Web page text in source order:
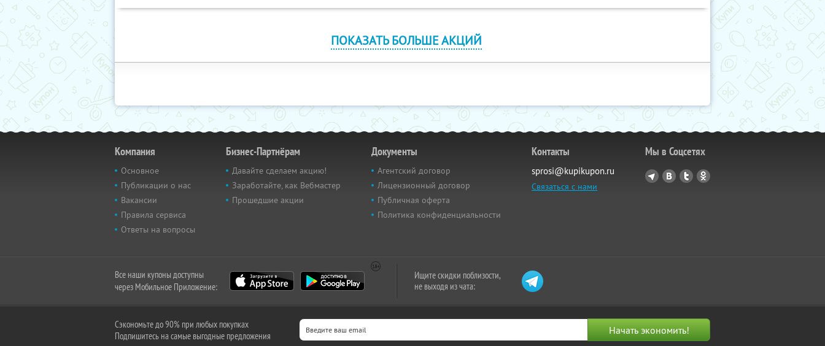
ПОКАЗАТЬ БОЛЬШЕ АКЦИЙ
Компания
Основное
Публикации о нас
Вакансии
Правила сервиса
Ответы на вопросы
Бизнес-Партнёрам
Давайте сделаем акцию!
Заработайте, как Вебмастер
Прошедшие акции
Документы
Агентский договор
Лицензионный договор
Публичная оферта
Политика конфиденциальности
Контакты
sprosi@kupikupon.ru
Связаться с нами
Мы в Соцсетях
Все наши купоны доступны
через Мобильное Приложение:
Ищите скидки поблизости,
не выходя из чата:
Сэкономьте до 90% при любых покупках
Подпишитесь на самые выгодные предложения